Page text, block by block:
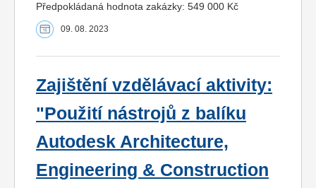
Předpokládaná hodnota zakázky: 549 000 Kč
09. 08. 2023
Zajištění vzdělávací aktivity:
"Použití nástrojů z balíku
Autodesk Architecture,
Engineering & Construction